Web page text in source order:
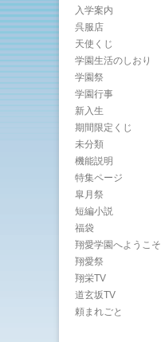
入学案内
呉服店
天使くじ
学園生活のしおり
学園祭
学園行事
新入生
期間限定くじ
未分類
機能説明
特集ページ
皐月祭
短編小説
福袋
翔愛学園へようこそ
翔愛祭
翔栄TV
道玄坂TV
頼まれごと